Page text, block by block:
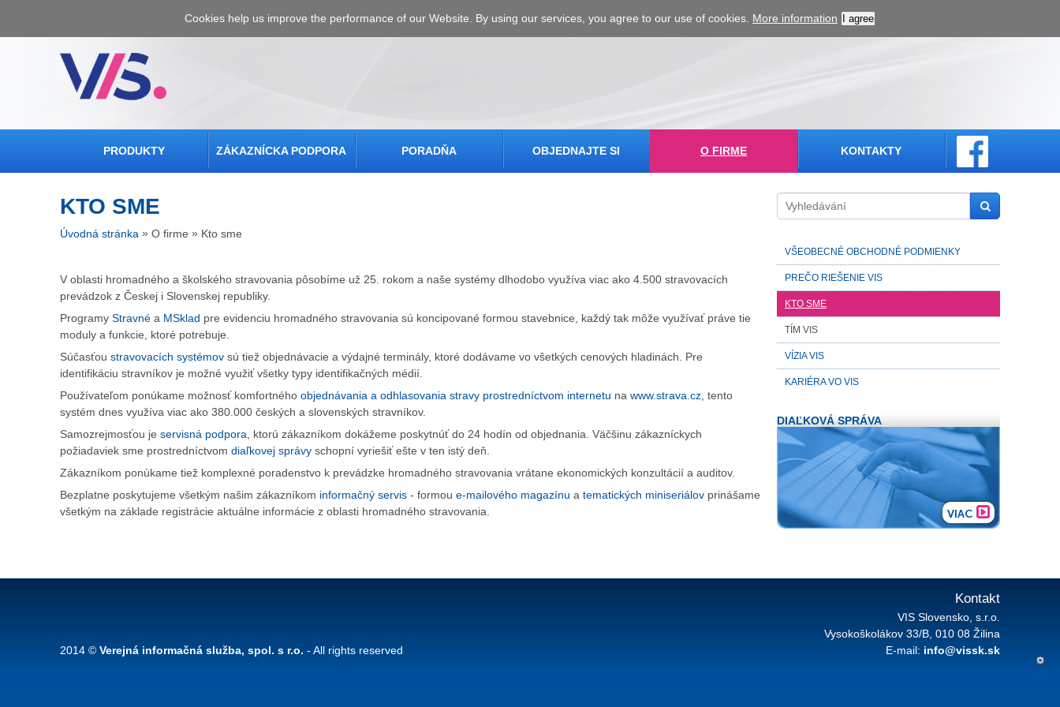
Cookies help us improve the performance of our Website. By using our services, you agree to our use of cookies. More information I agree
PRODUKTY ZÁKAZNÍCKA PODPORA PORADŇA OBJEDNAJTE SI O FIRME KONTAKTY
KTO SME
Úvodná stránka » O firme » Kto sme
V oblasti hromadného a školského stravovania pôsobíme už 25. rokom a naše systémy dlhodobo využíva viac ako 4.500 stravovacích
prevádzok z Českej i Slovenskej republiky.
Programy Stravné a MSklad pre evidenciu hromadného stravovania sú koncipované formou stavebnice, každý tak môže využívať práve tie
moduly a funkcie, ktoré potrebuje.
Súčasťou stravovacích systémov sú tiež objednávacie a výdajné terminály, ktoré dodávame vo všetkých cenových hladinách. Pre
identifikáciu stravníkov je možné využiť všetky typy identifikačných médií.
Používateľom ponúkame možnosť komfortného objednávania a odhlasovania stravy prostredníctvom internetu na www.strava.cz, tento
systém dnes využíva viac ako 380.000 českých a slovenských stravníkov.
Samozrejmosťou je servisná podpora, ktorú zákazníkom dokážeme poskytnúť do 24 hodín od objednania. Väčšinu zákazníckych
požiadaviek sme prostredníctvom diaľkovej správy schopní vyriešiť ešte v ten istý deň.
Zákazníkom ponúkame tiež komplexné poradenstvo k prevádzke hromadného stravovania vrátane ekonomických konzultácií a auditov.
Bezplatne poskytujeme všetkým našim zákazníkom informačný servis - formou e-mailového magazínu a tematických miniseriálov prinášame
všetkým na základe registrácie aktuálne informácie z oblasti hromadného stravovania.
VŠEOBECNÉ OBCHODNÉ PODMIENKY
PREČO RIEŠENIE VIS
KTO SME
TÍM VIS
VÍZIA VIS
KARIÉRA VO VIS
DIAĽKOVÁ SPRÁVA
VIAC
2014 © Verejná informačná služba, spol. s r.o. - All rights reserved
Kontakt
VIS Slovensko, s.r.o.
Vysokoškolákov 33/B, 010 08 Žilina
E-mail: info@vissk.sk